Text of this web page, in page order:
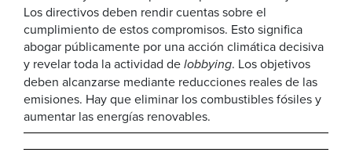
Los directivos deben rendir cuentas sobre el
cumplimiento de estos compromisos. Esto significa
abogar públicamente por una acción climática decisiva
y revelar toda la actividad delobbying. Los objetivos
deben alcanzarse mediante reducciones reales de las
emisiones. Hay que eliminar los combustibles fósiles y
aumentar las energías renovables.